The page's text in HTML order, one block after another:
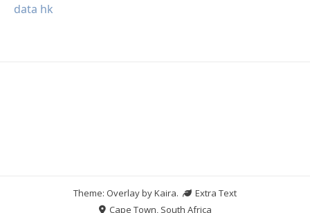
data hk
Theme: Overlay byKaira.
Extra Text
Cape Town, South Africa